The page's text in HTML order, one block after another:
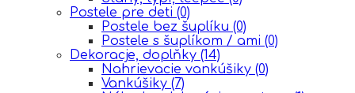
Postele pre deti (0)
Postele bez šuplíku (0)
Postele s šuplíkom / ami (0)
Dekoracje, doplňky (14)
Nahrievacie vankúšiky (0)
Vankúšiky (7)